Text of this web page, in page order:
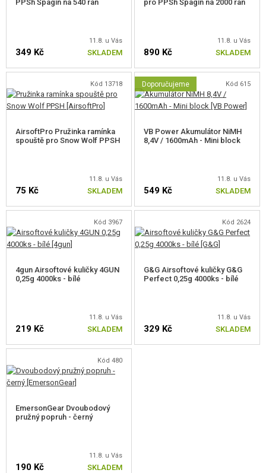
PPSh Špagin na 540 ran
11.8. u Vás
349 Kč SKLADEM
pro PPSh Špagin na 2000 ran
11.8. u Vás
890 Kč SKLADEM
Kód 13718
AirsoftPro Pružinka ramínka
spouště pro Snow Wolf PPSH
11.8. u Vás
75 Kč SKLADEM
Doporučujeme Kód 615
VB Power Akumulátor NiMH
8,4V / 1600mAh - Mini block
11.8. u Vás
549 Kč SKLADEM
Kód 3967
4gun Airsoftové kuličky 4GUN
0,25g 4000ks - bílé
11.8. u Vás
219 Kč SKLADEM
Kód 2624
G&G Airsoftové kuličky G&G
Perfect 0,25g 4000ks - bílé
11.8. u Vás
329 Kč SKLADEM
Kód 480
EmersonGear Dvoubodový
pružný popruh - černý
11.8. u Vás
190 Kč SKLADEM